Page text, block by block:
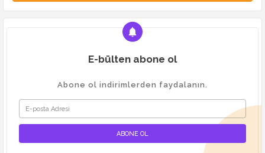
E-bülten abone ol
Abone ol indirimlerden faydalanın.